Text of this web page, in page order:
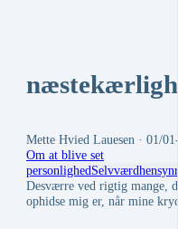
Mette Hvied Lauesen · 01/
Om at blive set
personlighedSelvværdhensyn
Desværre ved rigtig mange,
ophidse mig er, når mine